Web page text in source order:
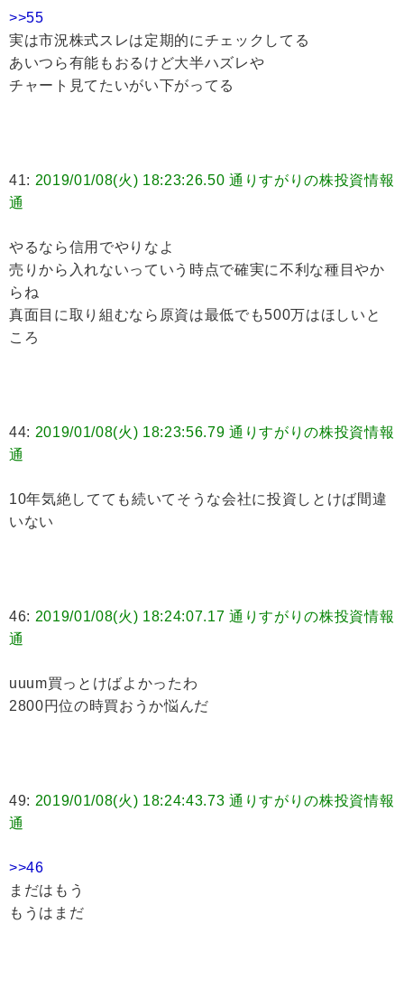
>>55
実は市況株式スレは定期的にチェックしてる
あいつら有能もおるけど大半ハズレや
チャート見てたいがい下がってる
41: 2019/01/08(火) 18:23:26.50 通りすがりの株投資情報
通
やるなら信用でやりなよ
売りから入れないっていう時点で確実に不利な種目やか
らね
真面目に取り組むなら原資は最低でも500万はほしいと
ころ
44: 2019/01/08(火) 18:23:56.79 通りすがりの株投資情報
通
10年気絶してても続いてそうな会社に投資しとけば間違
いない
46: 2019/01/08(火) 18:24:07.17 通りすがりの株投資情報
通
uuum買っとけばよかったわ
2800円位の時買おうか悩んだ
49: 2019/01/08(火) 18:24:43.73 通りすがりの株投資情報
通
>>46
まだはもう
もうはまだ